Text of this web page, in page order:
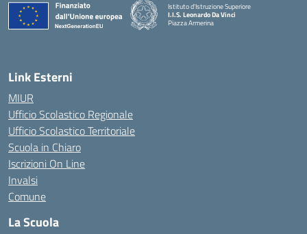
Istituto d'Istruzione Superiore
I.I.S. Leonardo Da Vinci
Piazza Armerina
Link Esterni
MIUR
Ufficio Scolastico Regionale
Ufficio Scolastico Territoriale
Scuola in Chiaro
Iscrizioni On Line
Invalsi
Comune
La Scuola